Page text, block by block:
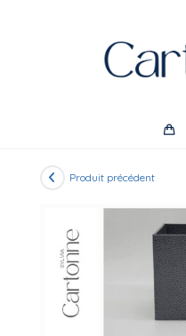
Produit précédent